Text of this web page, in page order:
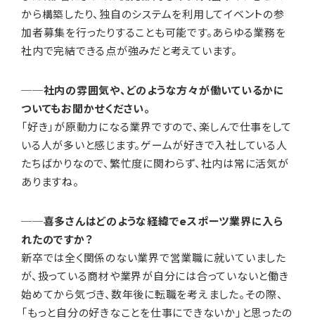
から構築したり、独自のシステムを利用してイベントの参
加者募集を行ったりすることも可能です。あらゆる業務を
社内で完結できる点が強みだと考えています。
──社内の雰囲気や、どのような方々が働いているかに
ついてもお聞かせください。
「好き」が原動力になる業界ですので、楽しんで仕事をして
いる人が多いと感じます。ゲームが好きで入社している人
たちばかりなので、繁忙度に関わらず、社内は常に活気が
ありますね。
──喜多さんはどのような経緯でeスポーツ業界に入ら
れたのですか？
新卒では全く関係のない業界で営業職に就いていました
が、扱っている商材や業界が自分には合っていないと働き
始めてから気づき、数年後に転職を考えました。その際、
「もっと自分の好きなことを仕事にできないか」と思ったの